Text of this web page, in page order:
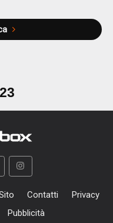
Contatti
Privacy
Pubblicità